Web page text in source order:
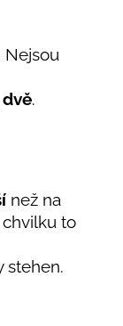
Nejsou
.
než na
to
stehen.